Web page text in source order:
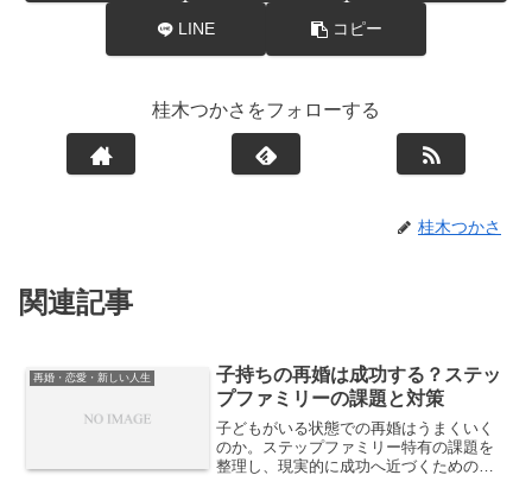
LINE コピー
桂木つかさをフォローする
桂木つかさ
関連記事
再婚・恋愛・新しい人生
子持ちの再婚は成功する？ステッ
プファミリーの課題と対策
子どもがいる状態での再婚はうまくいく
のか。ステップファミリー特有の課題を
整理し、現実的に成功へ近づくための考